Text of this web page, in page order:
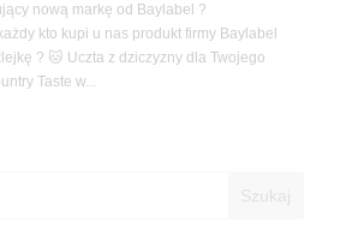
nową markę od Baylabel ?
kto kupi u nas produkt firmy Baylabel
? 🐱 Uczta z dziczyzny dla Twojego
Taste w...